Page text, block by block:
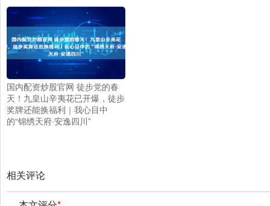
国内配资炒股官网 徒步党的春
天！九皇山辛夷花已开爆，徒步
奖牌还能换福利｜我心目中
的“锦绣天府·安逸四川”
相关评论